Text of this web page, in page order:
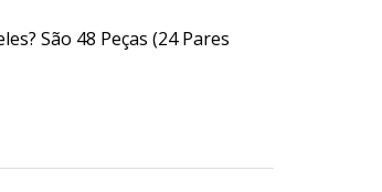
São 48 Peças (24 Pares